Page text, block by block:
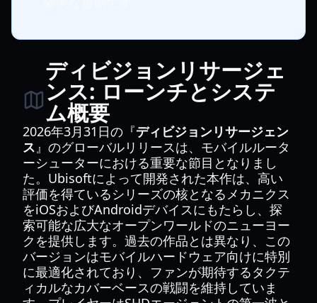
ディビジョンリサージェ
ンス: ローンチとシステ
ム概要
2026年3月31日の『ディビジョンリサージェン
ス』のグローバルリリースは、モバイルルータ
ーシューターにおける重要な節目となりまし
た。Ubisoftによって開発された本作は、高い
評価を得ているシリーズの核となるメカニクス
をiOSおよびAndroidデバイスにもたらし、探
索可能な広大なオープンワールドのニューヨー
クを提供します。過去の作品とは異なり、この
バージョンはモバイルハードウェア向けに特別
に最適化されており、ファンが期待するタクテ
ィカルなカバーベースの戦闘を維持していま